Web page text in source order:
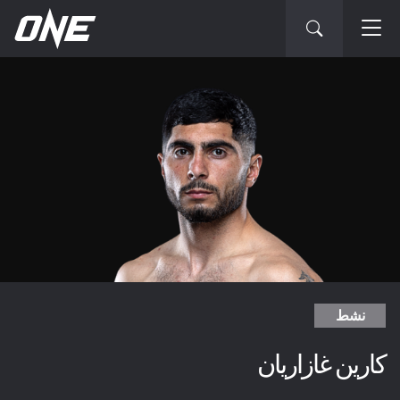
نشط
كارين غازاريان